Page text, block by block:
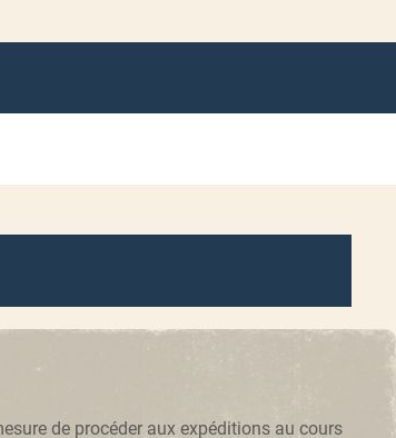
de procéder aux expéditions au cours